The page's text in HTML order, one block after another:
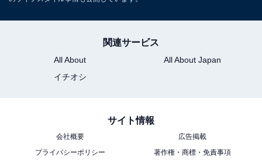
宿泊：不可（営業時間が9:00〜23:00となっており、日帰
り温浴施設として運営されているため宿泊はできませ
【長野県の人気日帰り温泉】「湯の華銭湯 瑞祥
上山田本館」は2つの源泉を贅沢にかけ流す施
関連サービス
All About
All About Japan
イチオシ
サイト情報
会社概要
広告掲載
プライバシーポリシー
著作権・商標・免責事項